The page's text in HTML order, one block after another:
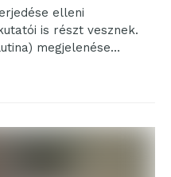
elleni
is részt vesznek.
megjelenése